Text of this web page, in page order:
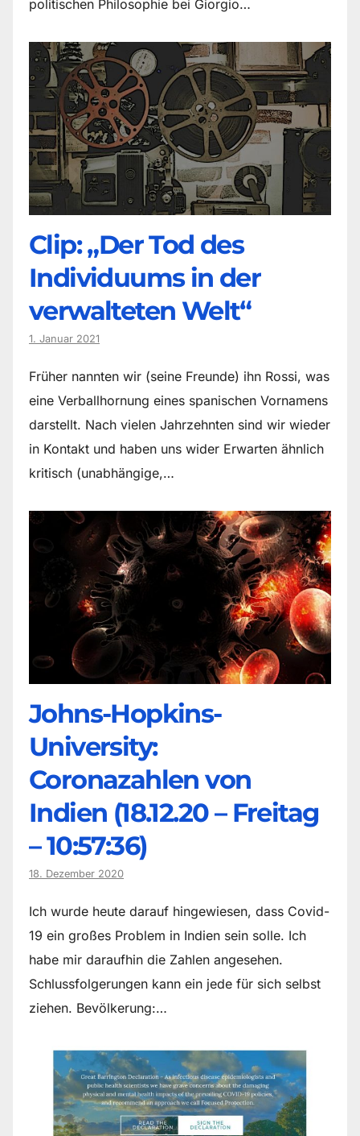
politischen Philosophie bei Giorgio…
Clip: „Der Tod des
Individuums in der
verwalteten Welt“
1. Januar 2021
Früher nannten wir (seine Freunde) ihn Rossi, was
eine Verballhornung eines spanischen Vornamens
darstellt. Nach vielen Jahrzehnten sind wir wieder
in Kontakt und haben uns wider Erwarten ähnlich
kritisch (unabhängige,…
Johns-Hopkins-
University:
Coronazahlen von
Indien (18.12.20 – Freitag
– 10:57:36)
18. Dezember 2020
Ich wurde heute darauf hingewiesen, dass Covid-
19 ein großes Problem in Indien sein solle. Ich
habe mir daraufhin die Zahlen angesehen.
Schlussfolgerungen kann ein jede für sich selbst
ziehen. Bevölkerung:…